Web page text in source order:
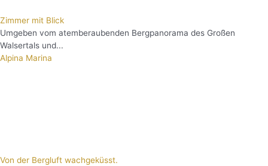
Zimmer mit Blick
Umgeben vom atemberaubenden Bergpanorama des Großen
Walsertals und...
Alpina Marina
Von der Bergluft wachgeküsst.